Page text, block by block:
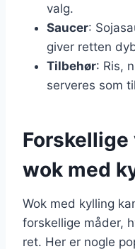
valg.
Saucer:
giver retten
Tilbehør: Ris,
serveres som
wok med
Wok med kylling
forskellige måder,
ret. Her er nogle